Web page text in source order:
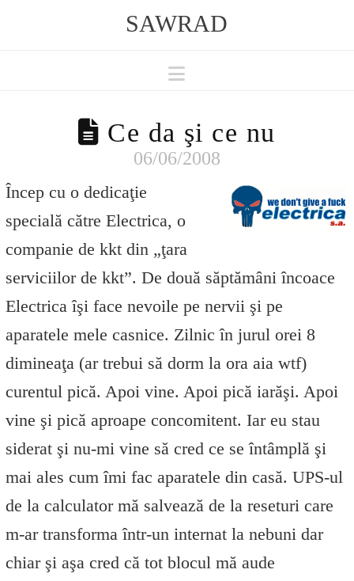
SAWRAD
Navigation
Ce da şi ce nu
06/06/2008
Încep cu o dedicaţie
specială către Electrica, o
companie de kkt din „ţara
serviciilor de kkt”. De două săptămâni încoace
Electrica îşi face nevoile pe nervii şi pe
aparatele mele casnice. Zilnic în jurul orei 8
dimineaţa (ar trebui să dorm la ora aia wtf)
curentul pică. Apoi vine. Apoi pică iarăşi. Apoi
vine şi pică aproape concomitent. Iar eu stau
siderat şi nu-mi vine să cred ce se întâmplă şi
mai ales cum îmi fac aparatele din casă. UPS-ul
de la calculator mă salvează de la reseturi care
m-ar transforma într-un internat la nebuni dar
chiar şi aşa cred că tot blocul mă aude